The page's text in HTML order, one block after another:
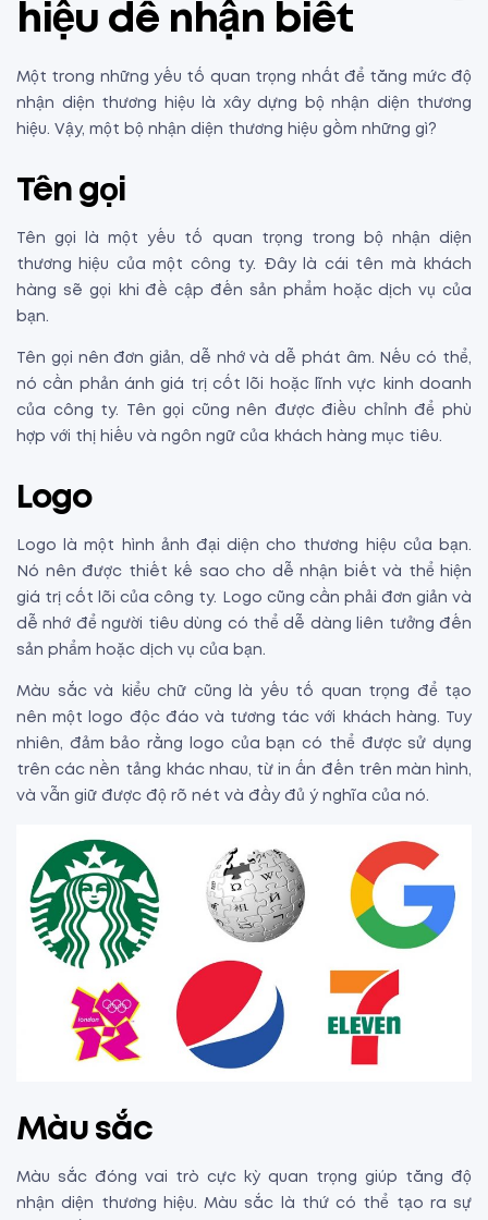
hiệu dễ nhận biết
Một trong những yếu tố quan trọng nhất để tăng mức độ
nhận diện thương hiệu là xây dựng bộ nhận diện thương
hiệu. Vậy, một bộ nhận diện thương hiệu gồm những gì?
Tên gọi
Tên gọi là một yếu tố quan trọng trong bộ nhận diện
thương hiệu của một công ty. Đây là cái tên mà khách
hàng sẽ gọi khi đề cập đến sản phẩm hoặc dịch vụ của
bạn.
Tên gọi nên đơn giản, dễ nhớ và dễ phát âm. Nếu có thể,
nó cần phản ánh giá trị cốt lõi hoặc lĩnh vực kinh doanh
của công ty. Tên gọi cũng nên được điều chỉnh để phù
hợp với thị hiếu và ngôn ngữ của khách hàng mục tiêu.
Logo
Logo là một hình ảnh đại diện cho thương hiệu của bạn.
Nó nên được thiết kế sao cho dễ nhận biết và thể hiện
giá trị cốt lõi của công ty. Logo cũng cần phải đơn giản và
dễ nhớ để người tiêu dùng có thể dễ dàng liên tưởng đến
sản phẩm hoặc dịch vụ của bạn.
Màu sắc và kiểu chữ cũng là yếu tố quan trọng để tạo
nên một logo độc đáo và tương tác với khách hàng. Tuy
nhiên, đảm bảo rằng logo của bạn có thể được sử dụng
trên các nền tảng khác nhau, từ in ấn đến trên màn hình,
và vẫn giữ được độ rõ nét và đầy đủ ý nghĩa của nó.
Màu sắc
Màu sắc đóng vai trò cực kỳ quan trọng giúp tăng độ
nhận diện thương hiệu. Màu sắc là thứ có thể tạo ra sự